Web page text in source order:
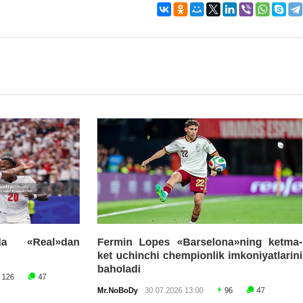
«Real»dan
126 47
Fermin Lopes «Barselona»ning ketma-
ket uchinchi chempionlik imkoniyatlarini
baholadi
Mr.NoBoDy 30.07.2026 13:00 96 47